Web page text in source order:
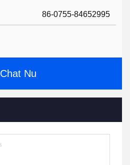
86-0755-84652995
Chat Nu